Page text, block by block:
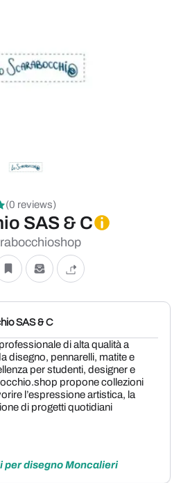
(0 reviews)
SAS & C
SAS & C
di alta qualità a
disegno, pennarelli, matite e
per studenti, designer e
propone collezioni
l’espressione artistica, la
di progetti quotidiani
disegno Moncalieri